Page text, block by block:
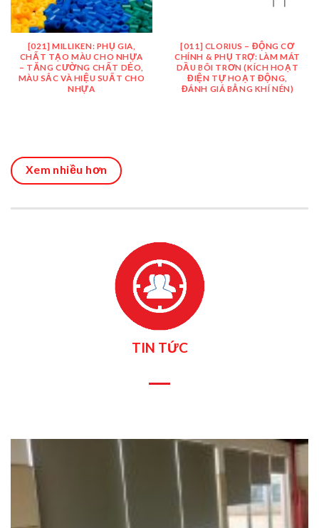
[021] MILLIKEN: PHỤ GIA,
CHẤT TẠO MÀU CHO NHỰA
– TĂNG CƯỜNG CHẤT DẺO,
MÀU SẮC VÀ HIỆU SUẤT CHO
NHỰA
[011] CLORIUS – ĐỘNG CƠ
CHÍNH & PHỤ TRỢ: LÀM MÁT
DẦU BÔI TRƠN (KÍCH HOẠT
ĐIỆN TỰ HOẠT ĐỘNG,
ĐÁNH GIÁ BẰNG KHÍ NÉN)
Xem nhiều hơn
TIN TỨC